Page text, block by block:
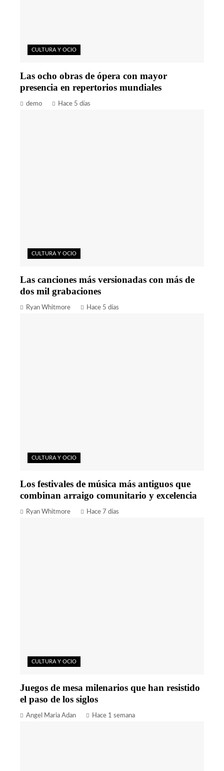
CULTURA Y OCIO
Las ocho obras de ópera con mayor
presencia en repertorios mundiales
demo Hace 5 días
CULTURA Y OCIO
Las canciones más versionadas con más de
dos mil grabaciones
Ryan Whitmore Hace 5 días
CULTURA Y OCIO
Los festivales de música más antiguos que
combinan arraigo comunitario y excelencia
Ryan Whitmore Hace 7 días
CULTURA Y OCIO
Juegos de mesa milenarios que han resistido
el paso de los siglos
Angel Maria Adan Hace 1 semana